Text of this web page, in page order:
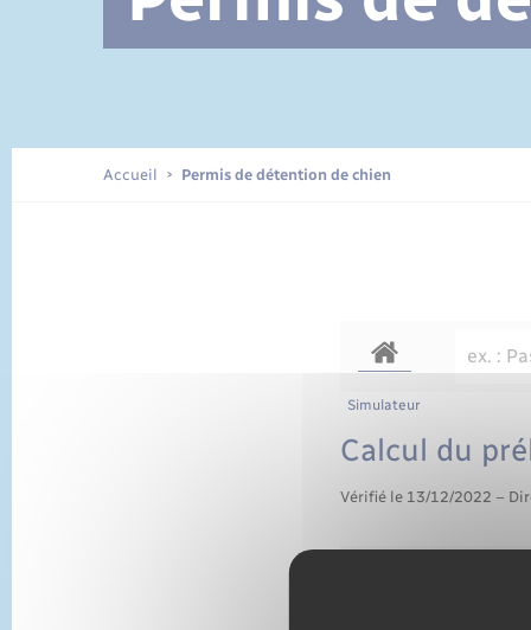
Documents d’identité
Accueil Permis de détention de chien
Simulateur
Calcul du
Vérifié le 13/12/2022 –
Permet d'estimer le